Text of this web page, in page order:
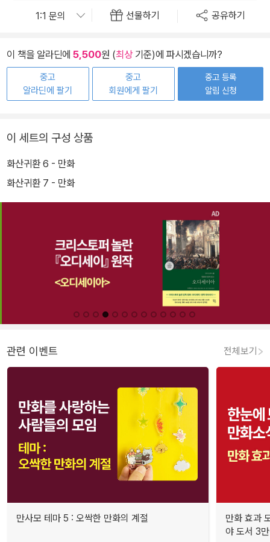
선물하기 공유하기
이 책을 알라딘에 5,500원 (최상기준)에 파시겠습니까?
중고
알라딘에 팔기
중고
회원에게 팔기
중고 등록
알림 신청
이 세트의 구성 상품
화산귀환 6 - 만화
화산귀환 7 - 만화
관련 이벤트 전체보기
만사모 테마 5 : 오싹한 만화의 계절
만화 효과
야 도서 3